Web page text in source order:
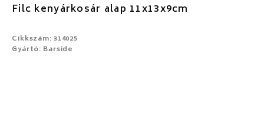
Filc kenyárkosár alap 11x13x9cm
Cikkszám: 314025
Gyártó: Barside